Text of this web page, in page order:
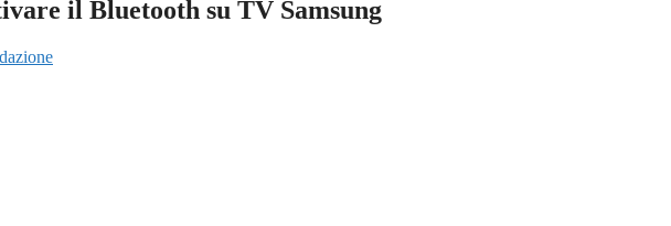
il Bluetooth su TV Samsung